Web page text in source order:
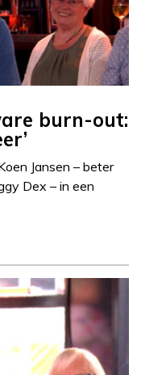
burn-out:
Jansen – beter
Dex – in een